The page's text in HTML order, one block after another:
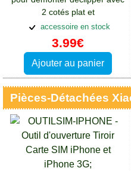
2 cotés plat et
pointe:Accessoires Xiaomi 14
Ultra
accessoire en stock
3.99€
Ajouter au panier
Pièces-Détachées